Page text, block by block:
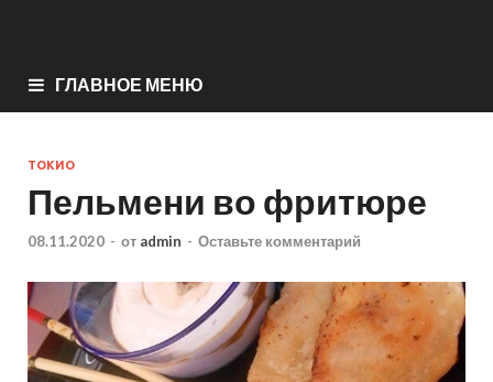
ГЛАВНОЕ МЕНЮ
ТОКИО
Пельмени во фритюре
08.11.2020 - от admin - Оставьте комментарий